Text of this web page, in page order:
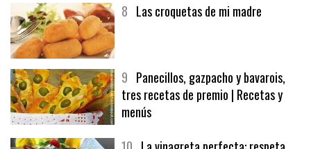
9Panecillos, gazpacho y bavarois,
tres recetas de premio | Recetas y
menús